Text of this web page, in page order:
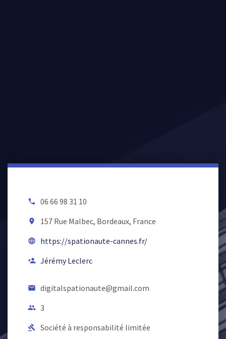
local_phone 06 66 98 31 10
room 157 Rue Malbec, Bordeaux, France
language https://spationaute-cannes.fr/
person_add Jérémy Leclerc
email digitalspationaute@gmail.com
people 3
gavel Société à responsabilité limitée